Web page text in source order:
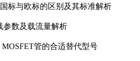
标与欧标的区别及其标准解析
参数及载流量解析
MOSFET管的合适替代型号